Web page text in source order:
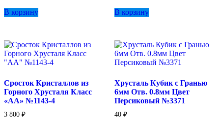
В корзину В корзину
Сросток Кристаллов из
Горного Хрусталя Класс
«АА» №1143-4
3 800 ₽
Хрусталь Кубик с Гранью
6мм Отв. 0.8мм Цвет
Персиковый №3371
40 ₽